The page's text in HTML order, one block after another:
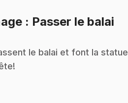
: Passer le balai
le balai et font la statue